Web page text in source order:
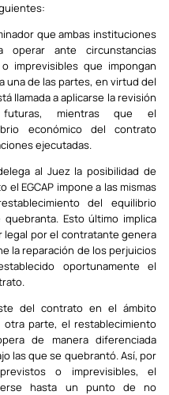
que ambas instituciones
operar ante circunstancias
imprevisibles que impongan
una de las partes, en virtud del
llamada a aplicarse la revisión
mientras que el
económico del contrato
ejecutadas.
al Juez la posibilidad de
EGCAP impone a las mismas
del equilibrio
Esto último implica
por el contratante genera
la reparación de los perjuicios
oportunamente el
del contrato en el ámbito
parte, el restablecimiento
de manera diferenciada
las que se quebrantó. Así, por
o imprevisibles, el
hasta un punto de no